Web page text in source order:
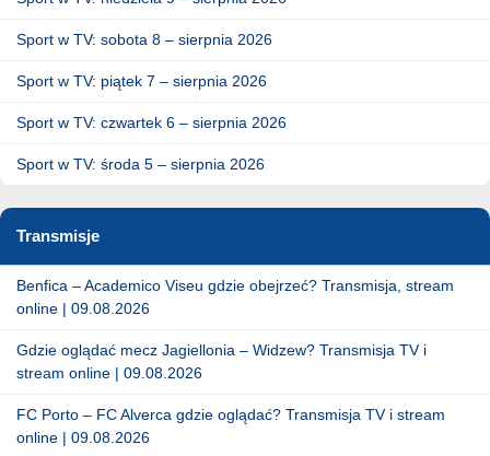
Sport w TV: sobota 8 – sierpnia 2026
Sport w TV: piątek 7 – sierpnia 2026
Sport w TV: czwartek 6 – sierpnia 2026
Sport w TV: środa 5 – sierpnia 2026
Transmisje
Benfica – Academico Viseu gdzie obejrzeć? Transmisja, stream
online | 09.08.2026
Gdzie oglądać mecz Jagiellonia – Widzew? Transmisja TV i
stream online | 09.08.2026
FC Porto – FC Alverca gdzie oglądać? Transmisja TV i stream
online | 09.08.2026